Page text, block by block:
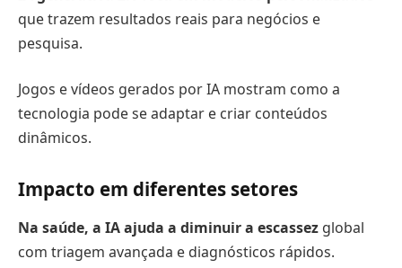
que trazem resultados reais para negócios e
pesquisa.
Jogos e vídeos gerados por IA mostram como a
tecnologia pode se adaptar e criar conteúdos
dinâmicos.
Impacto em diferentes setores
Na saúde, a IA ajuda a diminuir a escassez global
com triagem avançada e diagnósticos rápidos.